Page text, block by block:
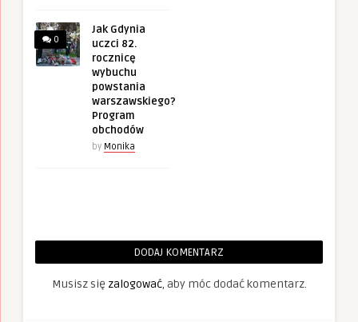
0
Jak Gdynia
uczci 82.
rocznicę
wybuchu
powstania
warszawskiego?
Program
obchodów
by Monika
DODAJ KOMENTARZ
Musisz się zalogować, aby móc dodać komentarz.